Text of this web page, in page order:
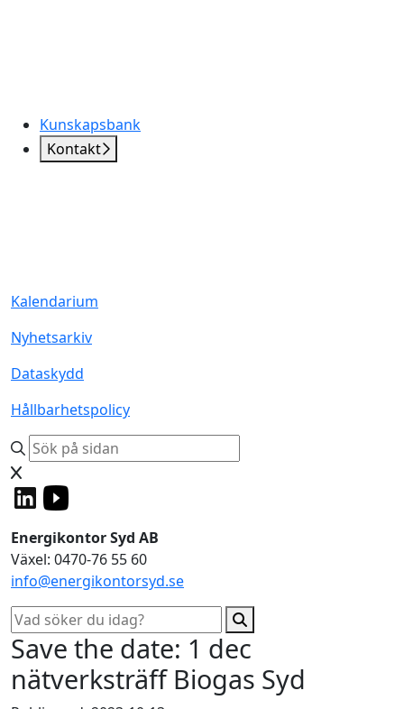
Kunskapsbank
Kontakt
Kalendarium
Nyhetsarkiv
Dataskydd
Hållbarhetspolicy
Energikontor Syd AB
Växel: 0470-76 55 60
info@energikontorsyd.se
Save the date: 1 dec
nätverksträff Biogas Syd